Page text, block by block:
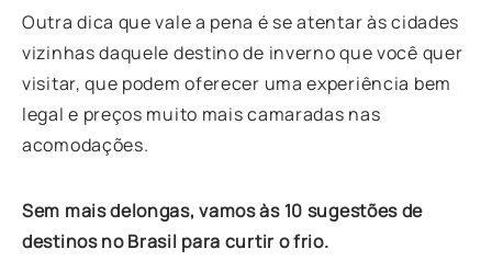
Outra dica que vale a pena é se atentar às cidades
vizinhas daquele destino de inverno que você quer
visitar, que podem oferecer uma experiência bem
legal e preços muito mais camaradas nas
acomodações.
Sem mais delongas, vamos às 10 sugestões de
destinos no Brasil para curtir o frio.